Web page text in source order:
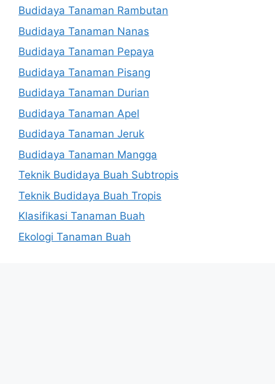
Budidaya Tanaman Rambutan
Budidaya Tanaman Nanas
Budidaya Tanaman Pepaya
Budidaya Tanaman Pisang
Budidaya Tanaman Durian
Budidaya Tanaman Apel
Budidaya Tanaman Jeruk
Budidaya Tanaman Mangga
Teknik Budidaya Buah Subtropis
Teknik Budidaya Buah Tropis
Klasifikasi Tanaman Buah
Ekologi Tanaman Buah